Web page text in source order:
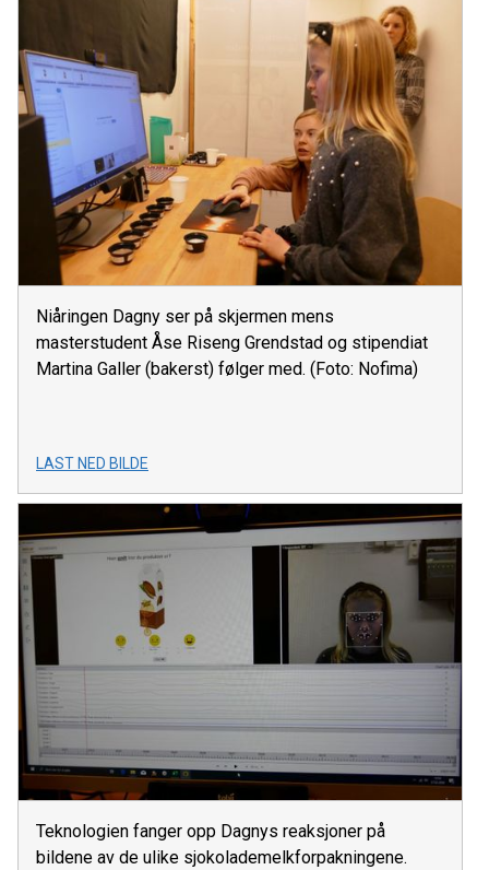
Niåringen Dagny ser på skjermen mens
masterstudent Åse Riseng Grendstad og stipendiat
Martina Galler (bakerst) følger med. (Foto: Nofima)
LAST NED BILDE
Teknologien fanger opp Dagnys reaksjoner på
bildene av de ulike sjokolademelkforpakningene.